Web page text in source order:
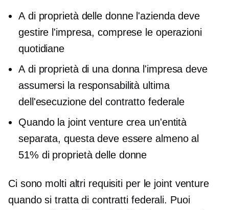
A di proprietà delle donnel'azienda deve
gestire l'impresa, comprese le operazioni
quotidiane
A di proprietà di una donna l'impresa deve
assumersi la responsabilità ultima
dell'esecuzione del contratto federale
Quando la joint venture crea un'entità
separata, questa deve essere almeno al
51% di proprietà delle donne
Ci sono molti altri requisiti per le joint venture
quando si tratta di contratti federali. Puoi